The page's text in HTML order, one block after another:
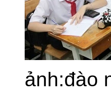
ảnh:đào